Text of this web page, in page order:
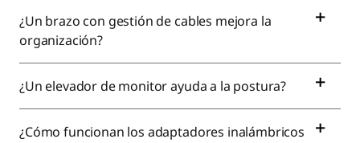
¿Un brazo con gestión de cables mejora la
organización?
¿Un elevador de monitor ayuda a la postura?
¿Cómo funcionan los adaptadores inalámbricos